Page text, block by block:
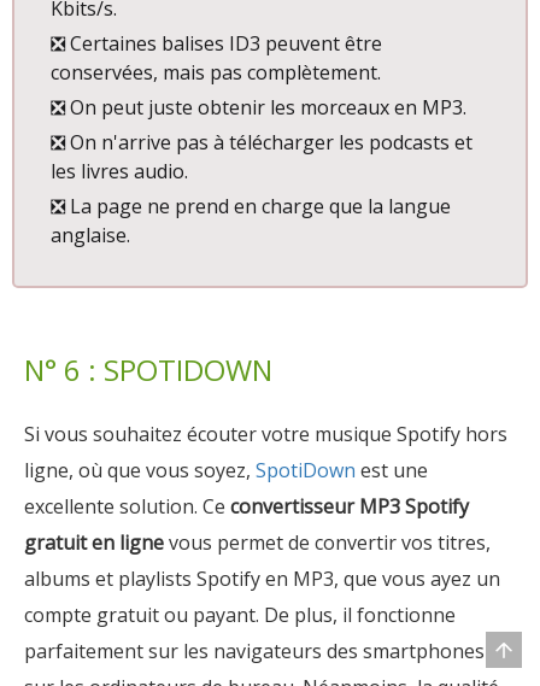
Kbits/s.
❎ Certaines balises ID3 peuvent être
conservées, mais pas complètement.
❎ On peut juste obtenir les morceaux en MP3.
❎ On n'arrive pas à télécharger les podcasts et
les livres audio.
❎ La page ne prend en charge que la langue
anglaise.
N° 6 : SPOTIDOWN
Si vous souhaitez écouter votre musique Spotify hors
ligne, où que vous soyez, SpotiDown est une
excellente solution. Ce convertisseur MP3 Spotify
gratuit en lignevous permet de convertir vos titres,
albums et playlists Spotify en MP3, que vous ayez un
compte gratuit ou payant. De plus, il fonctionne
parfaitement sur les navigateurs des smartphones et